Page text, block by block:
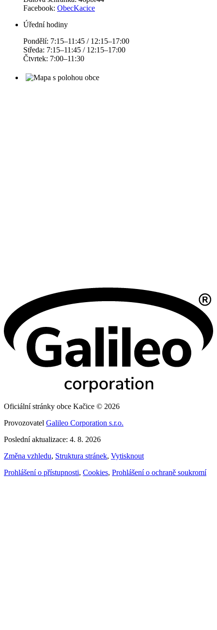
Facebook: ObecKacice
Úřední hodiny
Pondělí: 7:15–11:45 / 12:15–17:00
Středa: 7:15–11:45 / 12:15–17:00
Čtvrtek: 7:00–11:30
Oficiální stránky obce Kačice © 2026
Provozovatel Galileo Corporation s.r.o.
Poslední aktualizace: 4. 8. 2026
Změna vzhledu, Struktura stránek, Vytisknout
Prohlášení o přístupnosti, Cookies, Prohlášení o ochraně soukromí